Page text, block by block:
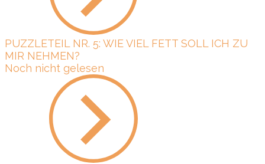
PUZZLETEIL NR. 5: WIE VIEL FETT SOLL ICH ZU
MIR NEHMEN?
Noch nicht gelesen